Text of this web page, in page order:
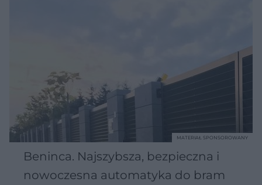
Beninca. Najszybsza, bezpieczna i
nowoczesna automatyka do bram
MATERIAŁ SPONSOROWANY